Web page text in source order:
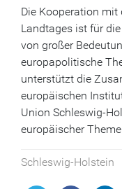
Die Kooperation
Landtages ist für
von großer
europapolitische
unterstützt die
europäischen
Union Schleswig-
europäischer
Schleswig-Holstein